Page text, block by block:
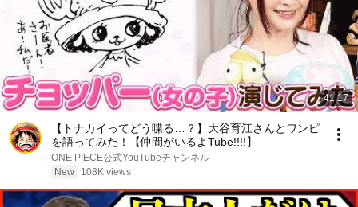
41:17
【トナカイってどう喋る…？】大谷育江さんとワンピ
を語ってみた！【仲間がいるよTube!!!!】
ONE PIECE公式YouTubeチャンネル
New
108K views